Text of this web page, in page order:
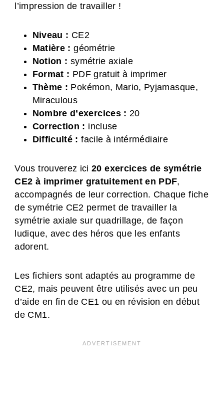
l’impression de travailler !
Niveau : CE2
Matière : géométrie
Notion : symétrie axiale
Format : PDF gratuit à imprimer
Thème : Pokémon, Mario, Pyjamasque,
Miraculous
Nombre d’exercices : 20
Correction : incluse
Difficulté : facile à intérmédiaire
Vous trouverez ici20 exercices de symétrie
CE2 à imprimer gratuitement en PDF,
accompagnés de leur correction. Chaque fiche
de symétrie CE2 permet de travailler la
symétrie axiale sur quadrillage, de façon
ludique, avec des héros que les enfants
adorent.
Les fichiers sont adaptés au programme de
CE2, mais peuvent être utilisés avec un peu
d’aide en fin de CE1 ou en révision en début
de CM1.